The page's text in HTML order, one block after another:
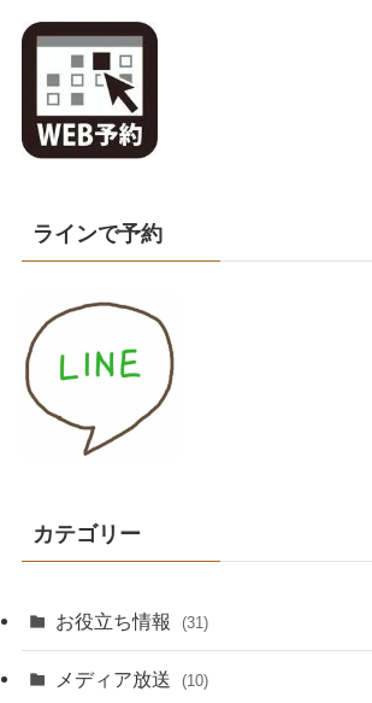
ラインで予約
カテゴリー
お役立ち情報 (31)
メディア放送 (10)